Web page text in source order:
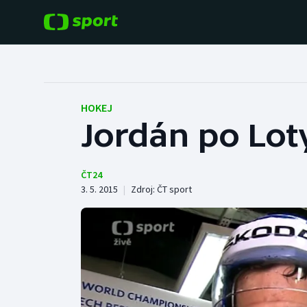
Hokej
Tenis
Cyklistika
Baseball a softbal
Biatlon
Boby a skeleton
Box
HOKEJ
Jordán po
ČT24
3. 5. 2015 | Zdroj: ČT sport